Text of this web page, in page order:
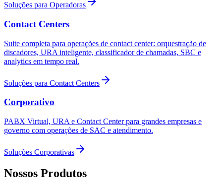
Soluções para Operadoras
Contact Centers
Suite completa para operações de contact center: orquestração de
discadores, URA inteligente, classificador de chamadas, SBC e
analytics em tempo real.
Soluções para Contact Centers
Corporativo
PABX Virtual, URA e Contact Center para grandes empresas e
governo com operações de SAC e atendimento.
Soluções Corporativas
Nossos Produtos